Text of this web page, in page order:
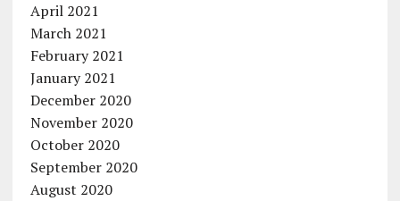
April 2021
March 2021
February 2021
January 2021
December 2020
November 2020
October 2020
September 2020
August 2020